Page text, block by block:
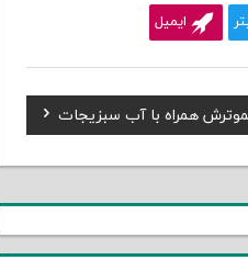
ایمیل
همراه با آب سبزیجات